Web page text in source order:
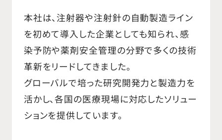
本社は、注射器や注射針の自動製造ライン
を初めて導入した企業としても知られ、感
染予防や薬剤安全管理の分野で多くの技術
革新をリードしてきました。
グローバルで培った研究開発力と製造力を
活かし、各国の医療現場に対応したソリュー
ションを提供しています。